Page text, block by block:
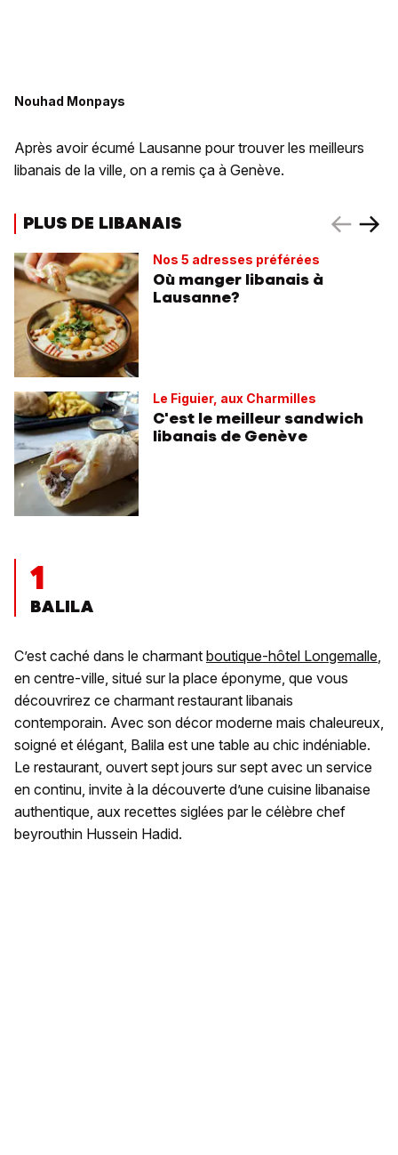
Nouhad Monpays
Après avoir écumé Lausanne pour trouver les meilleurs
libanais de la ville, on a remis ça à Genève.
PLUS DE LIBANAIS
Nos 5 adresses préférées
Où manger libanais à
Lausanne?
Le Figuier, aux Charmilles
C'est le meilleur sandwich
libanais de Genève
1
BALILA
C’est caché dans le charmant boutique-hôtel Longemalle
en centre-ville, situé sur la place éponyme, que vous
découvrirez ce charmant restaurant libanais
contemporain. Avec son décor moderne mais chaleureux,
soigné et élégant, Balila est une table au chic indéniable.
Le restaurant, ouvert sept jours sur sept avec un service
en continu, invite à la découverte d’une cuisine libanaise
authentique, aux recettes siglées par le célèbre chef
beyrouthin Hussein Hadid.